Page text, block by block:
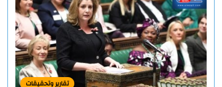
تقارير وتحقيقات